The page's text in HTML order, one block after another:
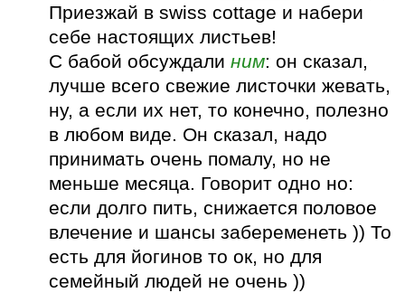
Приезжай в swiss cottage и набери
себе настоящих листьев!
С бабой обсуждалиним: он сказал,
лучше всего свежие листочки жевать,
ну, а если их нет, то конечно, полезно
в любом виде. Он сказал, надо
принимать очень помалу, но не
меньше месяца. Говорит одно но:
если долго пить, снижается половое
влечение и шансы забеременеть )) То
есть для йогинов то ок, но для
семейный людей не очень ))